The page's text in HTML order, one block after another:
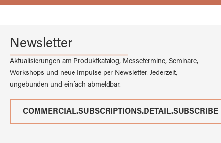
Newsletter
Aktualisierungen am Produktkatalog, Messetermine, Seminare,
Workshops und neue Impulse per Newsletter. Jederzeit,
ungebunden und einfach abmeldbar.
COMMERCIAL.SUBSCRIPTIONS.DETAIL.SUBSCRIBE